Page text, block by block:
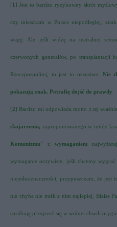
[1 ] Jest to bardzo ryzykowny skrót
czy mieszkam w Polsce niepodległej,
wagę. Ale jeśli widzę na teatralnej
czerwonych generałów, po transplantacji
Rzeczpospolitej, to jest to oszustwo. Nie
pokazują znak. Potrafię dojść do prawdy
[2] Bardzo mi odpowiada motto z tej
skojarzeniu, zaproponowanego w tytule
Komunizmu” z wymaganiem
wymaganie oczywiste, jeśli chcemy
niejednoznaczności, przypuszczam, że jest
nie chyba nie trafił z nim najlepiej, Blaise
spróbuję przyjrzeć się w wolnej chwili